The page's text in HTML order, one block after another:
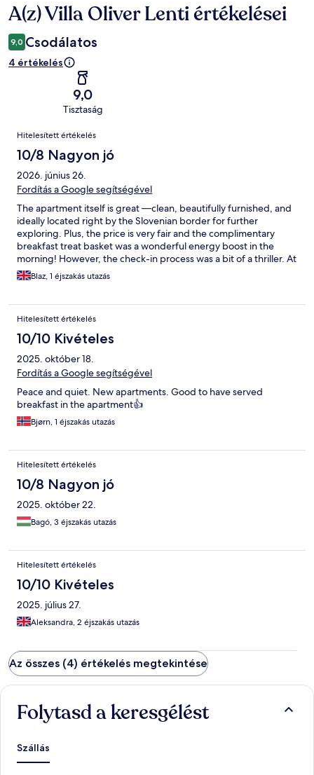
Értékelések
A(z) Villa Oliver Lenti értékelései
9,0 Csodálatos
4 értékelés
9,0
Tisztaság
Értékelések
Hitelesített értékelés
10/8 Nagyon jó
2026. június 26.
Fordítás a Google segítségével
The apartment itself is great —clean, beautifully furnished, and
ideally located right by the Slovenian border for further
exploring. Plus, the price is very fair and the complimentary
breakfast treat basket was a wonderful energy boost in the
morning! However, the check-in process was a bit of a thriller. At
3pm (official check in time) I still hadn’t received any check-in
details. Communication through the Hotels.com app failed, so I
unmentioned tourist tax that I needed to pay online
immediately via a link. If I hadn't taken the initiative to call, I’m
not sure we would have gotten in at all! Arriving late at night
after a concert made it even more adventurous. Finding the key
safe and the right apartment in the dark without a property
layout or parking map felt a bit like an escape room challenge.
host: while the windows have great blackout curtains, the front
door has a glass pane with no coverage. As someone who needs
absolute darkness to sleep, that bright morning light coming
though! Overall, a great place with a few communication and
lighting hiccups. Just be proactive before you arrive, and you’ll
Blaz, 1 éjszakás utazás
Hitelesített értékelés
10/10 Kivételes
2025. október 18.
Fordítás a Google segítségével
Peace and quiet. New apartments. Good to have served
breakfast in the apartment👍
Bjørn, 1 éjszakás utazás
Hitelesített értékelés
10/8 Nagyon jó
2025. október 22.
Bagó, 3 éjszakás utazás
Hitelesített értékelés
10/10 Kivételes
2025. július 27.
Aleksandra, 2 éjszakás utazás
Az összes (4) értékelés megtekintése
Folytasd a keresgélést
Szállás